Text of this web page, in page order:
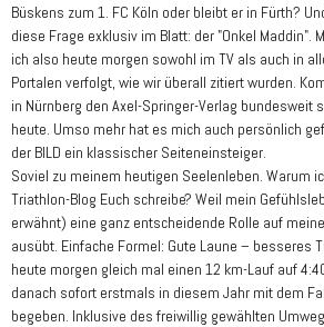
Büskens zum 1. FC Köln oder bleibt er in Fürth?
diese Frage exklusiv im Blatt: der "Onkel Maddin".
ich also heute morgen sowohl im TV als auch in
Portalen verfolgt, wie wir überall zitiert wurden.
in Nürnberg den Axel-Springer-Verlag bundesweit
heute. Umso mehr hat es mich auch persönlich
der BILD ein klassischer Seiteneinsteiger.
Soviel zu meinem heutigen Seelenleben. Warum
Triathlon-Blog Euch schreibe? Weil mein
erwähnt) eine ganz entscheidende Rolle auf
ausübt. Einfache Formel: Gute Laune – besseres
heute morgen gleich mal einen 12 km-Lauf auf
danach sofort erstmals in diesem Jahr mit dem
begeben. Inklusive des freiwillig gewählten